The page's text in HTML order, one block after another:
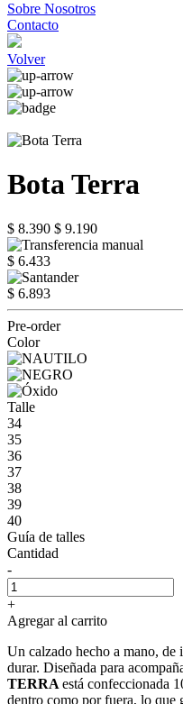
Sobre Nosotros
Contacto
Volver
Bota Terra
$ 8.390 $ 9.190
$ 6.433
$ 6.893
Pre-order
Color
Talle
34
35
36
37
38
39
40
Guía de talles
Cantidad
-
+
Agregar al carrito
Un calzado hecho a mano, de
durar. Diseñada para
TERRA está confeccionada
dentro como por fuera, lo que